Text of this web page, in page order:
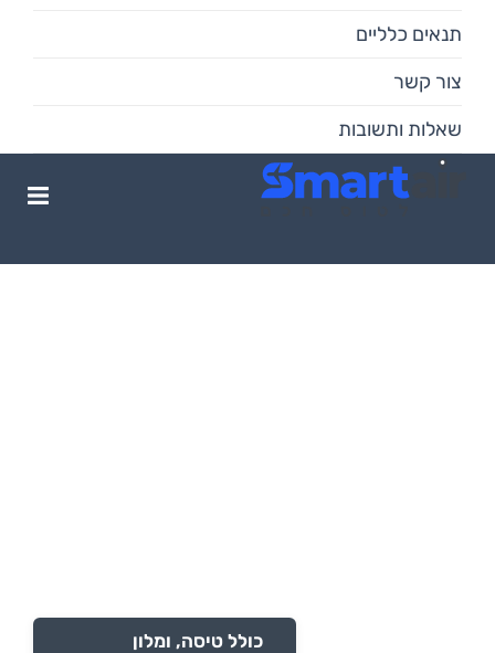
תנאים כלליים
צור קשר
שאלות ותשובות
כולל טיסה, ומלון